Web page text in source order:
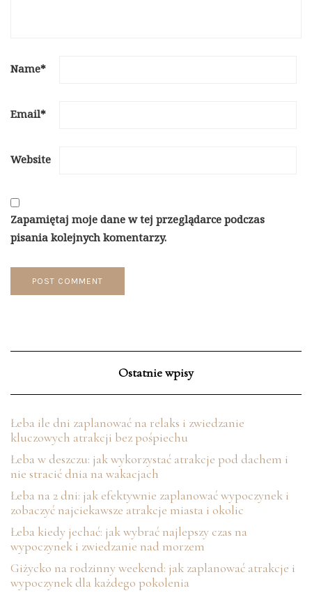
Name*
Email*
Website
Zapamiętaj moje dane w tej przeglądarce podczas
pisania kolejnych komentarzy.
Ostatnie wpisy
Łeba ile dni zaplanować na relaks i zwiedzanie
kluczowych atrakcji bez pośpiechu
Łeba w deszczu: jak wykorzystać atrakcje pod dachem i
nie stracić dnia na wakacjach
Łeba na 2 dni: jak efektywnie zaplanować wypoczynek i
zobaczyć najciekawsze atrakcje miasta i okolic
Łeba kiedy jechać: jak wybrać najlepszy czas na
wypoczynek i zwiedzanie nad morzem
Giżycko na rodzinny weekend: jak zaplanować atrakcje i
wypoczynek dla każdego pokolenia